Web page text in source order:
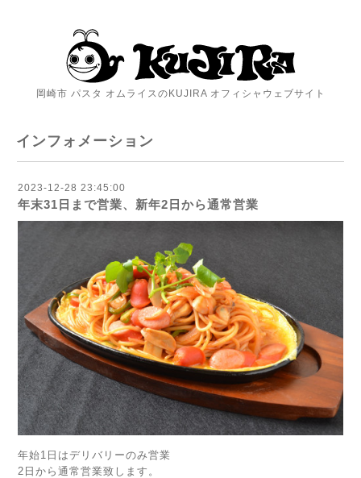
岡崎市 パスタ オムライスのKUJIRA オフィシャウェブサイト
インフォメーション
2023-12-28 23:45:00
年末31日まで営業、新年2日から通常営業
年始1日はデリバリーのみ営業
2日から通常営業致します。